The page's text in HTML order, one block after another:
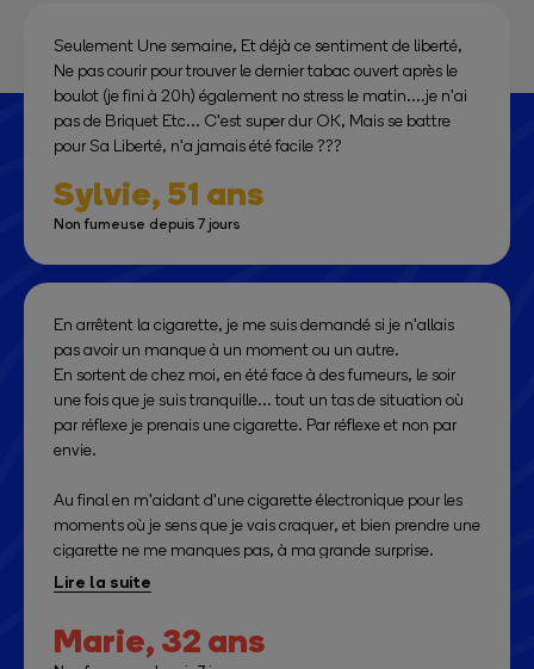
Seulement Une semaine, Et déjà ce sentiment de liberté,
Ne pas courir pour trouver le dernier tabac ouvert après le
boulot (je fini à 20h) également no stress le matin....je n'ai
pas de Briquet Etc... C'est super dur OK, Mais se battre
pour Sa Liberté, n'a jamais été facile ???
Sylvie,51 ans
Non fumeuse depuis 7 jours
En arrêtent la cigarette, je me suis demandé si je n'allais
pas avoir un manque à un moment ou un autre.
En sortent de chez moi, en été face à des fumeurs, le soir
une fois que je suis tranquille... tout un tas de situation où
par réflexe je prenais une cigarette. Par réflexe et non par
envie.
Au final en m'aidant d'une cigarette électronique pour les
moments où je sens que je vais craquer, et bien prendre une
cigarette ne me manques pas, à ma grande surprise.
Constater que même face à une fumeur prendre une
cigarette ne me fait pas envie, me motive encore + dans
l'arrêt de la cigarette. Sûrement l'une des meilleurs décision
que j'ai prise. Ma vie sans tabac me semble beaucoup plus
Marie,32 ans